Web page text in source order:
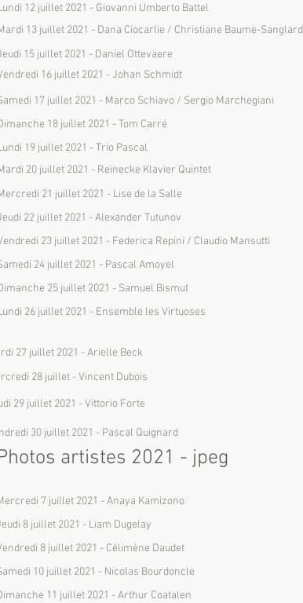
12 juillet 2021 - Giovanni Umberto Battel
13 juillet 2021 - Dana Ciocarlie / Christiane Baume-Sanglard
15 juillet 2021 - Daniel Ottevaere
16 juillet 2021 - Johan Schmidt
17 juillet 2021 - Marco Schiavo / Sergio Marchegiani
18 juillet 2021 - Tom Carré
19 juillet 2021 - Trio Pascal
20 juillet 2021 - Reinecke Klavier Quintet
21 juillet 2021 - Lise de la Salle
22 juillet 2021 - Alexander Tutunov
23 juillet 2021 - Federica Repini / Claudio Mansutti
24 juillet 2021 - Pascal Amoyel
25 juillet 2021 - Samuel Bismut
26 juillet 2021 - Ensemble les Virtuoses
27 juillet 2021 - Arielle Beck
28 juillet - Vincent Dubois
29 juillet 2021 - Vittorio Forte
30 juillet 2021 - Pascal Quignard
artistes 2021 - jpeg
7 juillet 2021 - Anaya Kamizono
8 juillet 2021 - Liam Dugelay
8 juillet 2021 - Célimène Daudet
10 juillet 2021 - Nicolas Bourdoncle
11 juillet 2021 - Arthur Coatalen